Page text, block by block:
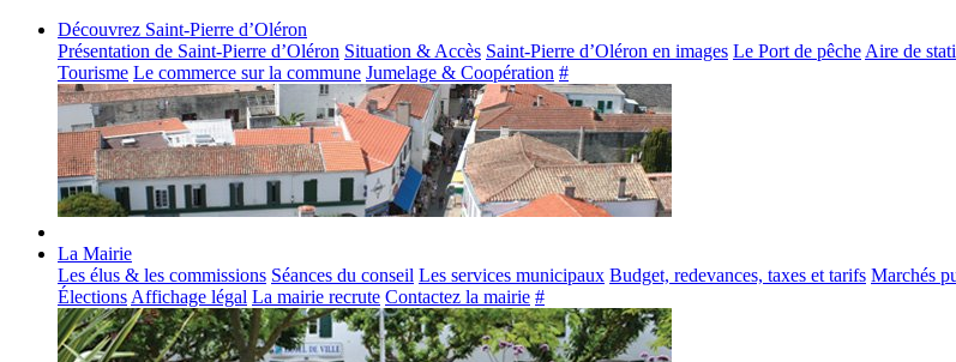
Découvrez Saint-Pierre d’Oléron
Présentation de Saint-Pierre d’Oléron Situation & Accès Saint-Pierre d’Oléron en images Le Port de pêche Aire de
Tourisme Le commerce sur la commune Jumelage & Coopération #
La Mairie
Les élus & les commissions Séances du conseil Les services municipaux Budget, redevances, taxes et tarifs Marchés
Élections Affichage légal La mairie recrute Contactez la mairie #